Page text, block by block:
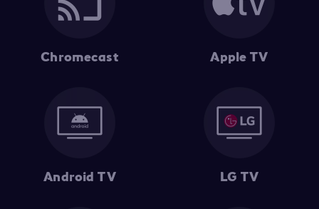
Chromecast Apple TV
Android TV LG TV